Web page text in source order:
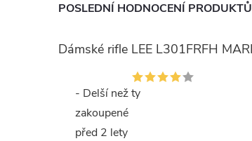
POSLEDNÍ HODNOCENÍ PRODUKTŮ
- Delší než ty
zakoupené
před 2 lety